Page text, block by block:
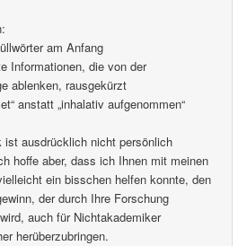
am Anfang
Informationen, die von der
ablenken, rausgekürzt
anstatt „inhalativ aufgenommen“
ist ausdrücklich nicht persönlich
hoffe aber, dass ich Ihnen mit meinen
ein bisschen helfen konnte, den
der durch Ihre Forschung
auch für Nichtakademiker
herüberzubringen.